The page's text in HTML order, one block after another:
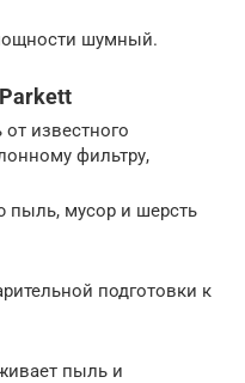
шумный.
известного
фильтру,
пыль, мусор и шерсть
подготовки к
пыль и